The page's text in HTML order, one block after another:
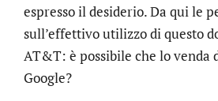
espresso il desiderio. Da qui le
sull’effettivo utilizzo di questo
AT&T: è possibile che lo venda
Google?